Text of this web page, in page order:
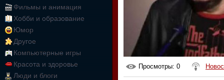
Фильмы и анимация
Хобби и образование
Юмор
Другое
Компьютерные игры
Красота и здоровье
Люди и блоги
Просмотры: 0